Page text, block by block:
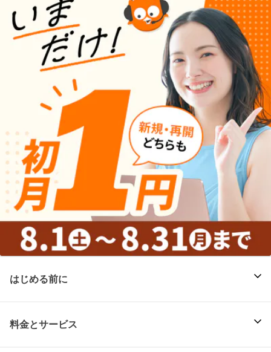
はじめる前に
料金とサービス